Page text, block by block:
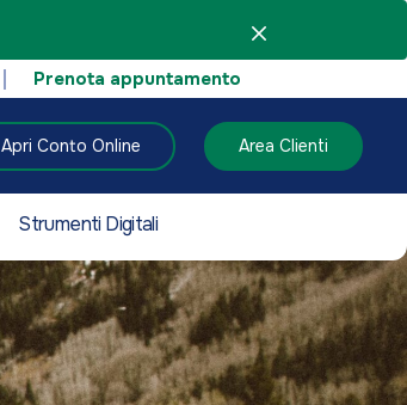
Prenota appuntamento
Apri Conto Online Area Clienti
Strumenti Digitali